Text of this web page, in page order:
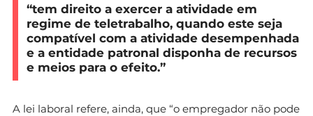
“tem direito a exercer a atividade em
regime de teletrabalho, quando este seja
compatível com a atividade desempenhada
e a entidade patronal disponha de recursos
e meios para o efeito.”
A lei laboral refere, ainda, que “o empregador não pode